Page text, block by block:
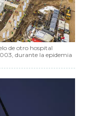
de otro hospital
durante la epidemia